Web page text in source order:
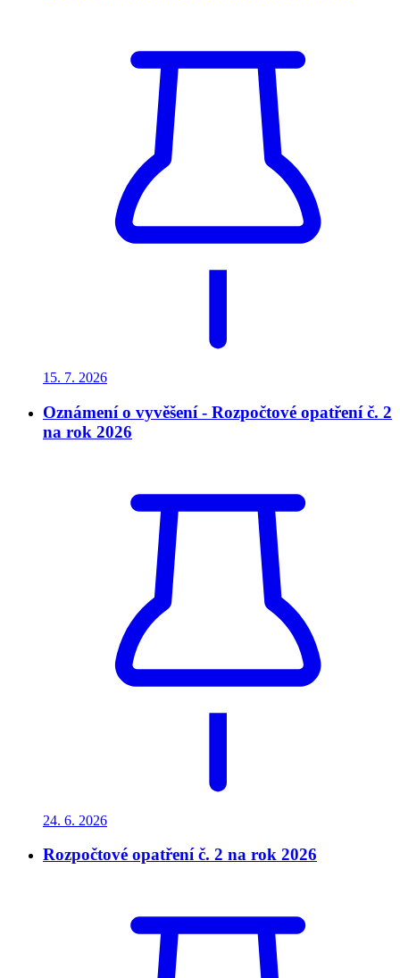
15. 7. 2026
Oznámení o vyvěšení - Rozpočtové opatření č. 2
na rok 2026
24. 6. 2026
Rozpočtové opatření č. 2 na rok 2026